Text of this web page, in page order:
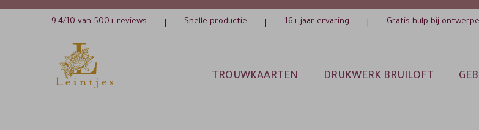
9.4/10 van 500+ reviews Snelle productie 16+ jaar ervaring Gratis hulp bij
TROUWKAARTEN DRUKWERK BRUILOFT